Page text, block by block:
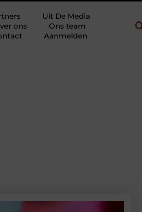
Uit De Media
ons
Ons team
Aanmelden